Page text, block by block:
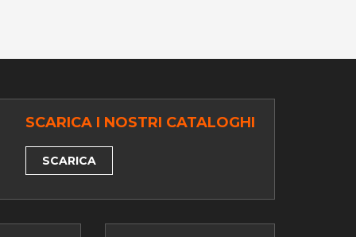
SCARICA I NOSTRI CATALOGHI
SCARICA